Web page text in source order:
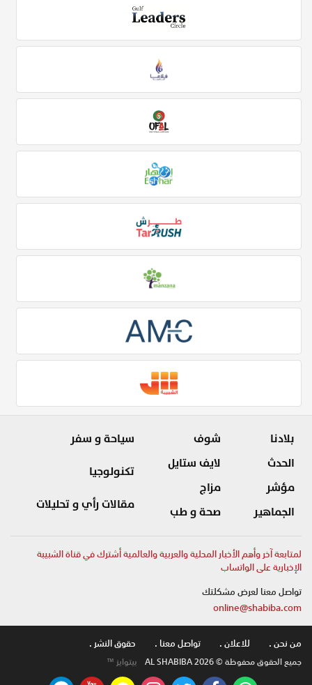
بلادنا
الحدث
مؤشر
الجماهير
شوف
لايف ستايل
مزاج
صحة و طب
سياحة و سفر
تكنولوجيا
مقالات رأي و تحليلات
لمتابعة آخر وأهم الأخبار المحلية والعربية والعالمية أشترك في قناة الشبيبة
الإخبارية على الواتساب
تواصل معنا لعرض مشكلتك
online@shabiba.com
من نحن .
للاعلان . تواصل معنا . حقوق النشر .
جميع الحقوق محفوظة © AL SHABIBA 2026 بيتوايز ™